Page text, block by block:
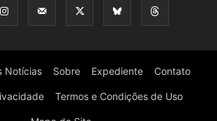
Notícias Sobre Expediente Contato
Termos e Condições de Uso